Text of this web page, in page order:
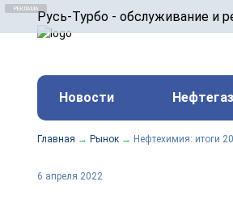
Русь-Турбо - обслуживание и
ООО «Русь-Турбо» занимается
оборудования ТЭС,
и других предприятиях.
Реклама. ООО «Русь-Турбо»,
erid: F7NfYUJCUneVdwPs4znf
Новости
Главная → Рынок → Нефтехимия: итоги
6 апреля 2022